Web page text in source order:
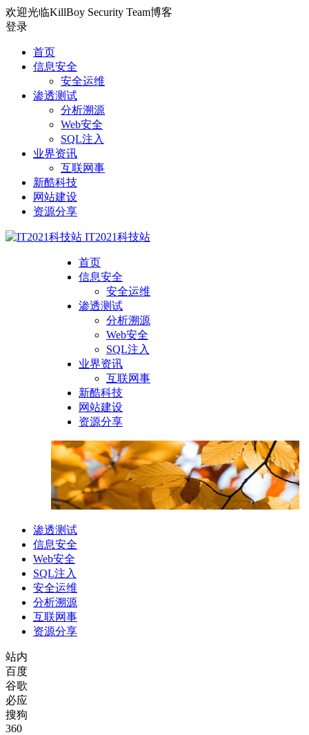
欢迎光临KillBoy Security Team博客
登录
首页
信息安全
安全运维
渗透测试
分析溯源
Web安全
SQL注入
业界资讯
互联网事
新酷科技
网站建设
资源分享
IT2021科技站
首页
信息安全
安全运维
渗透测试
分析溯源
Web安全
SQL注入
业界资讯
互联网事
新酷科技
网站建设
资源分享
渗透测试
信息安全
Web安全
SQL注入
安全运维
分析溯源
互联网事
资源分享
站内
百度
谷歌
必应
搜狗
360